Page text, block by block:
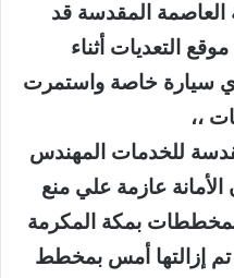
المقدسة قد
التعديات أثناء
سيارة خاصة واستمرت
،،
للخدمات المهندس
عازمة علي منع
بمكة المكرمة
تم إزالتها أمس بمخطط